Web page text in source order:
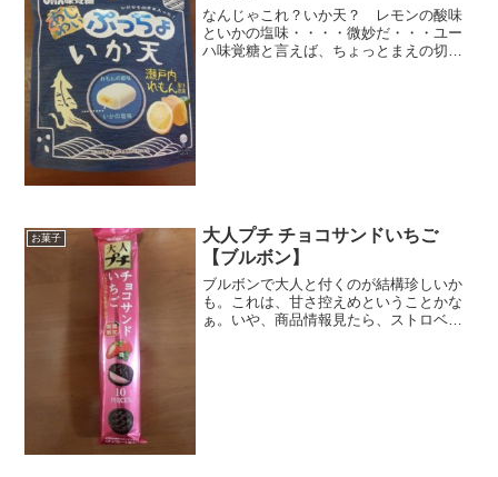
なんじゃこれ？いか天？ レモンの酸味
といかの塩味・・・・微妙だ・・・ユー
ハ味覚糖と言えば、ちょっとまえの切り
お菓子
大人プチ チョコサンドいちご
【ブルボン】
ブルボンで大人と付くのが結構珍しいか
も。これは、甘さ控えめということかな
ぁ。いや、商品情報見たら、ストロベリ